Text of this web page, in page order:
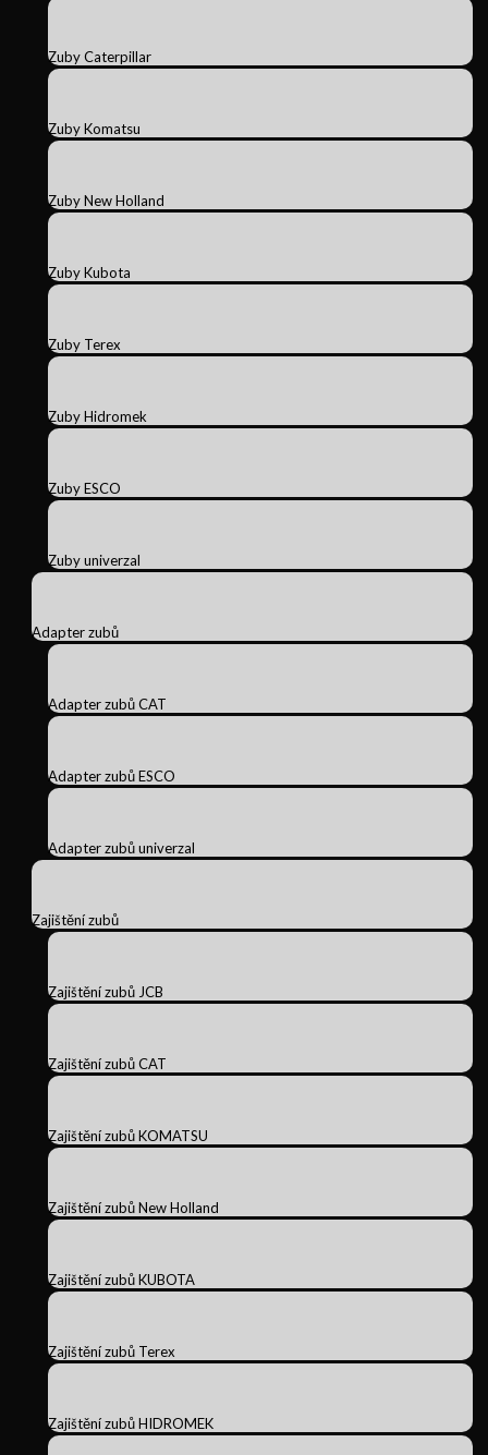
Zuby Caterpillar
Zuby Komatsu
Zuby New Holland
Zuby Kubota
Zuby Terex
Zuby Hidromek
Zuby ESCO
Zuby univerzal
Adapter zubů
Adapter zubů CAT
Adapter zubů ESCO
Adapter zubů univerzal
Zajištění zubů
Zajištění zubů JCB
Zajištění zubů CAT
Zajištění zubů KOMATSU
Zajištění zubů New Holland
Zajištění zubů KUBOTA
Zajištění zubů Terex
Zajištění zubů HIDROMEK